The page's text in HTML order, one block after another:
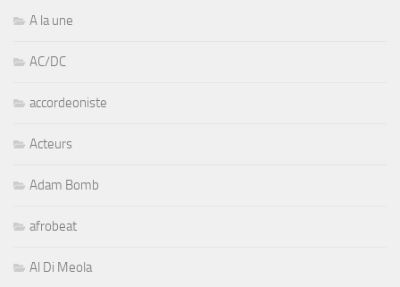
A la une
AC/DC
accordeoniste
Acteurs
Adam Bomb
afrobeat
Al Di Meola